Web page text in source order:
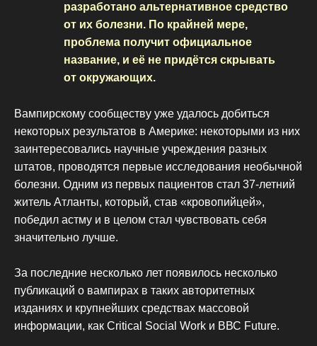
разработано альтернативное средство
от их болезни. По крайней мере,
проблема получит официальное
название, и её не придётся скрывать
от окружающих.
Вампирскому сообществу уже удалось добиться
некоторых результатов в Америке: некоторыми из них
заинтересовались научные учреждения разных
штатов, проводятся первые исследования необычной
болезни. Одним из первых пациентов стал 37-летний
житель Атланты, который, став «кровопийцей»,
победил астму и в целом стал чувствовать себя
значительно лучше.
За последние несколько лет появилось несколько
публикаций о вампирах в таких авторитетных
изданиях и крупнейших средствах массовой
информации, как Critical Social Work и ВВС Future.